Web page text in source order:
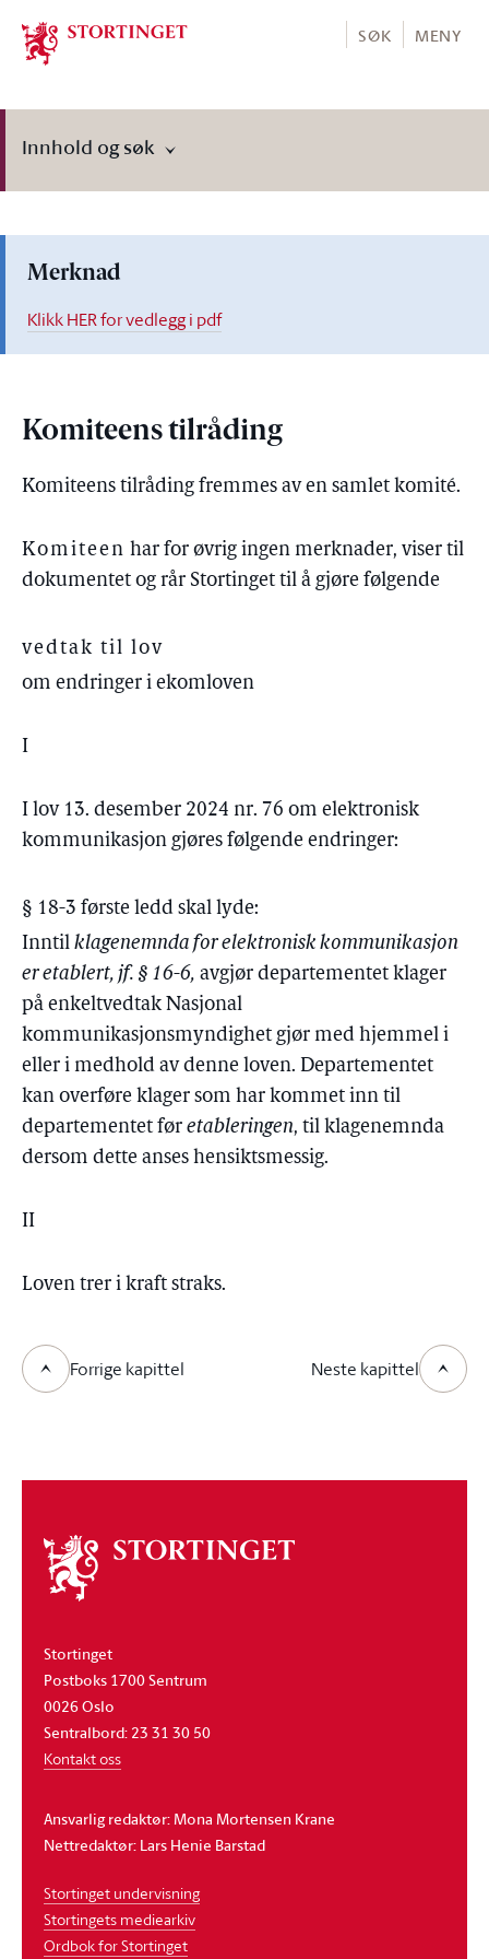
Stortinget.no
SØK MENY
Innhold og søk
Merknad
Klikk HER for vedlegg i pdf
Komiteens tilråding
Komiteens tilråding fremmes av en samlet komité.
Komiteen har for øvrig ingen merknader, viser til
dokumentet og rår Stortinget til å gjøre følgende
vedtak til lov
om endringer i ekomloven
I
I lov 13. desember 2024 nr. 76 om elektronisk
kommunikasjon gjøres følgende endringer:
§ 18-3 første ledd skal lyde:
Inntil klagenemnda for elektronisk kommunikasjon
er etablert, jf. § 16-6, avgjør departementet klager
på enkeltvedtak Nasjonal
kommunikasjonsmyndighet gjør med hjemmel i
eller i medhold av denne loven. Departementet
kan overføre klager som har kommet inn til
departementet før etableringen, til klagenemnda
dersom dette anses hensiktsmessig.
II
Loven trer i kraft straks.
Forrige kapittel Neste kapittel
Om
stortinget
Stortinget
Postboks 1700 Sentrum
0026 Oslo
Sentralbord: 23 31 30 50
Kontakt oss
Ansvarlig redaktør: Mona Mortensen Krane
Nettredaktør: Lars Henie Barstad
Stortinget undervisning
Stortingets mediearkiv
Ordbok for Stortinget